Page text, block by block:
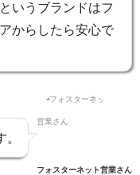
いうブランドはフ
からしたら安心で
フォスターネット営業さん